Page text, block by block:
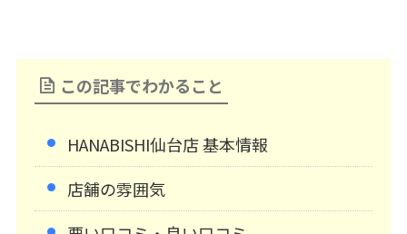
この記事でわかること
HANABISHI仙台店 基本情報
店舗の雰囲気